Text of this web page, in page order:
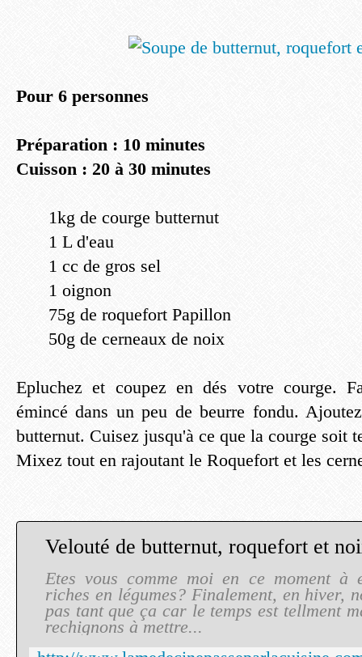
Pour 6 personnes
Préparation : 10 minutes
Cuisson : 20 à 30 minutes
1kg de courge butternut
1 L d'eau
1 cc de gros sel
1 oignon
75g de roquefort Papillon
50g de cerneaux de noix
Epluchez et coupez en dés votre courge.
émincé dans un peu de beurre fondu.
butternut. Cuisez jusqu'à ce que la courge soit
Mixez tout en rajoutant le Roquefort et les
Etes vous comme moi en ce moment à
riches en légumes? Finalement, en hiver,
pas tant que ça car le temps est tellment
rechignons à mettre...